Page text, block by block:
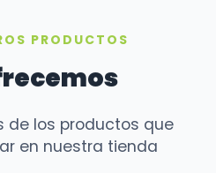
PRODUCTOS
de los productos que
en nuestra tienda